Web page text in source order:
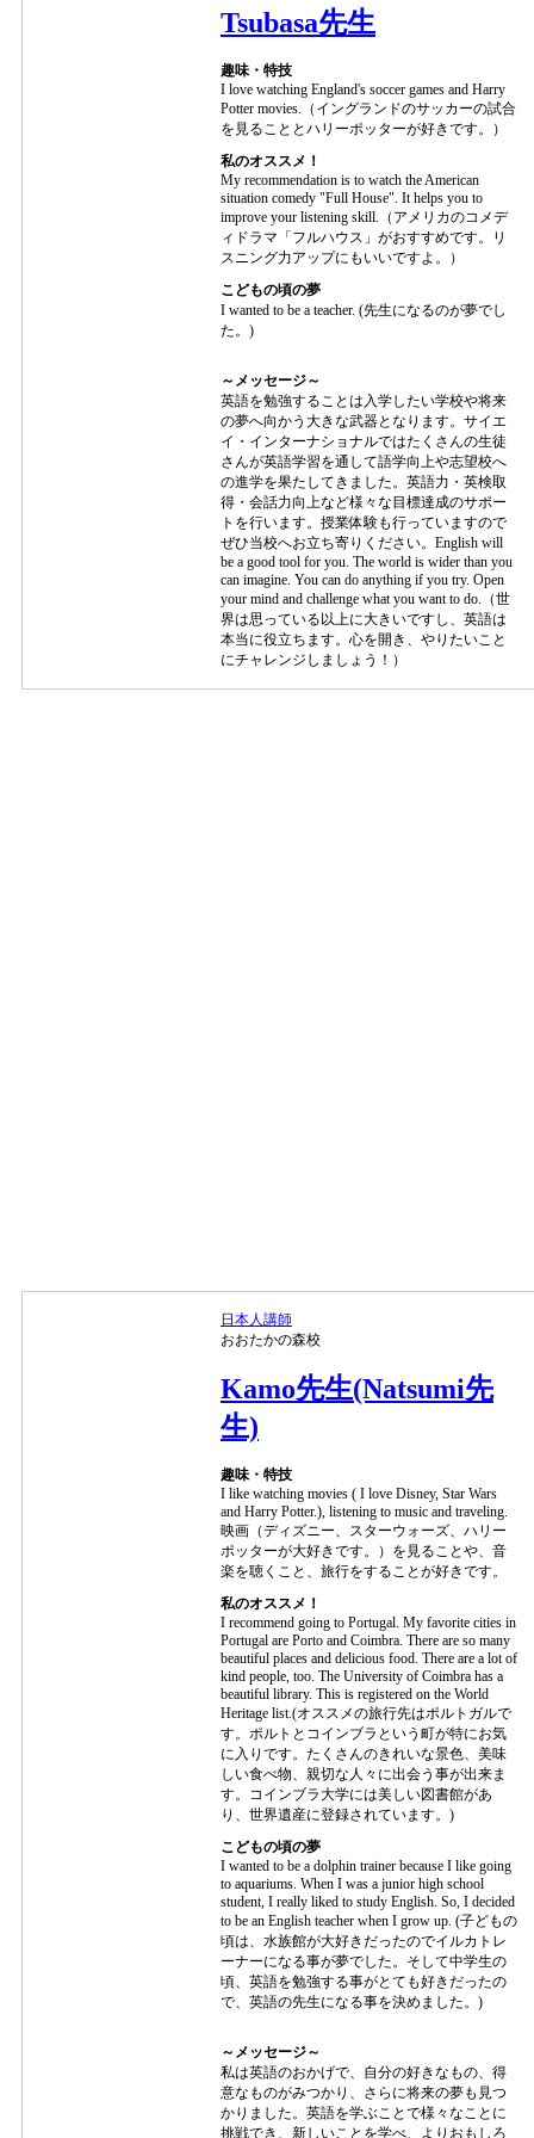
Tsubasa先生
趣味・特技
I love watching England's soccer games and Harry
Potter movies.（イングランドのサッカーの試合
を見ることとハリーポッターが好きです。）
私のオススメ！
My recommendation is to watch the American
situation comedy "Full House". It helps you to
improve your listening skill.（アメリカのコメデ
ィドラマ「フルハウス」がおすすめです。リ
スニング力アップにもいいですよ。）
こどもの頃の夢
I wanted to be a teacher. (先生になるのが夢でし
た。)
～メッセージ～
英語を勉強することは入学したい学校や将来
の夢へ向かう大きな武器となります。サイエ
イ・インターナショナルではたくさんの生徒
さんが英語学習を通して語学向上や志望校へ
の進学を果たしてきました。英語力・英検取
得・会話力向上など様々な目標達成のサポー
トを行います。授業体験も行っていますので
ぜひ当校へお立ち寄りください。English will
be a good tool for you. The world is wider than you
can imagine. You can do anything if you try. Open
your mind and challenge what you want to do.（世
界は思っている以上に大きいですし、英語は
本当に役立ちます。心を開き、やりたいこと
にチャレンジしましょう！）
日本人講師
おおたかの森校
Kamo先生(Natsumi先
生)
趣味・特技
I like watching movies ( I love Disney, Star Wars
and Harry Potter.), listening to music and traveling.
映画（ディズニー、スターウォーズ、ハリー
ポッターが大好きです。）を見ることや、音
楽を聴くこと、旅行をすることが好きです。
私のオススメ！
I recommend going to Portugal. My favorite cities in
Portugal are Porto and Coimbra. There are so many
beautiful places and delicious food. There are a lot of
kind people, too. The University of Coimbra has a
beautiful library. This is registered on the World
Heritage list.(オススメの旅行先はポルトガルで
す。ポルトとコインブラという町が特にお気
に入りです。たくさんのきれいな景色、美味
しい食べ物、親切な人々に出会う事が出来ま
す。コインブラ大学には美しい図書館があ
り、世界遺産に登録されています。)
こどもの頃の夢
I wanted to be a dolphin trainer because I like going
to aquariums. When I was a junior high school
student, I really liked to study English. So, I decided
to be an English teacher when I grow up. (子どもの
頃は、水族館が大好きだったのでイルカトレ
ーナーになる事が夢でした。そして中学生の
頃、英語を勉強する事がとても好きだったの
で、英語の先生になる事を決めました。)
～メッセージ～
私は英語のおかげで、自分の好きなもの、得
意なものがみつかり、さらに将来の夢も見つ
かりました。英語を学ぶことで様々なことに
挑戦でき、新しいことを学べ、よりおもしろ